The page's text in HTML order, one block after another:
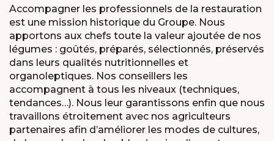
Accompagner les professionnels de la restauration
est une mission historique du Groupe. Nous
apportons aux chefs toute la valeur ajoutée de nos
légumes : goûtés, préparés, sélectionnés, préservés
dans leurs qualités nutritionnelles et
organoleptiques. Nos conseillers les
accompagnent à tous les niveaux (techniques,
tendances…). Nous leur garantissons enfin que nous
travaillons étroitement avec nos agriculteurs
partenaires afin d’améliorer les modes de cultures,